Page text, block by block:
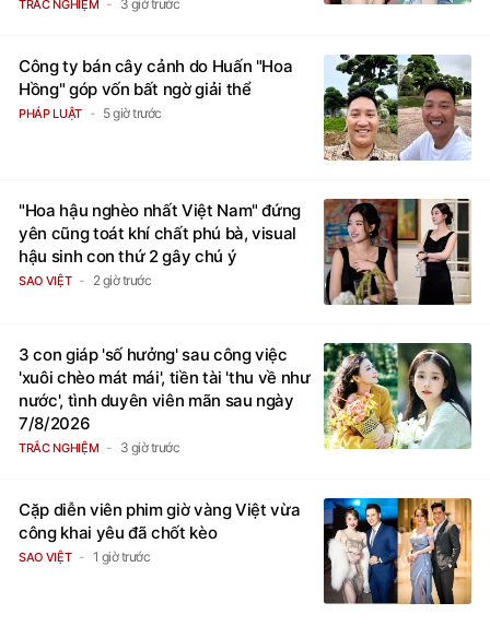
TRẮC NGHIỆM 3 giờ trước
Công ty bán cây cảnh do Huấn "Hoa
Hồng" góp vốn bất ngờ giải thể
PHÁP LUẬT 5 giờ trước
"Hoa hậu nghèo nhất Việt Nam" đứng
yên cũng toát khí chất phú bà, visual
hậu sinh con thứ 2 gây chú ý
SAO VIỆT 2 giờ trước
3 con giáp 'số hưởng' sau công việc
'xuôi chèo mát mái', tiền tài 'thu về như
nước', tình duyên viên mãn sau ngày
7/8/2026
TRẮC NGHIỆM 3 giờ trước
Cặp diễn viên phim giờ vàng Việt vừa
công khai yêu đã chốt kèo
SAO VIỆT 1 giờ trước